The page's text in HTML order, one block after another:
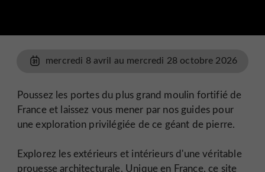
mercredi 8 avril au mercredi 28 octobre 2026
Poussez les portes du plus grand moulin fortifié de
France et laissez vous mener par nos guides pour
une exploration privilégiée de ce géant de pierre.
Explorez les extérieurs et intérieurs d'une véritable
prouesse architecturale. Unique en France, ce site